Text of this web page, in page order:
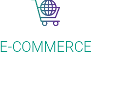
E-COMMERCE